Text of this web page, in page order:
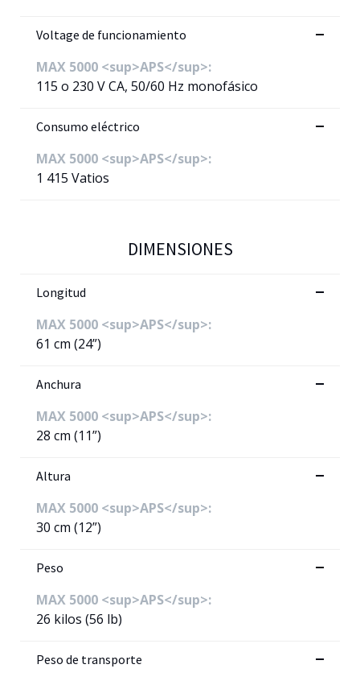
Voltage de funcionamiento
MAX 5000 <sup>APS</sup>:
115 o 230 V CA, 50/60 Hz monofásico
Consumo eléctrico
MAX 5000 <sup>APS</sup>:
1 415 Vatios
DIMENSIONES
Longitud
MAX 5000 <sup>APS</sup>:
61 cm (24”)
Anchura
MAX 5000 <sup>APS</sup>:
28 cm (11”)
Altura
MAX 5000 <sup>APS</sup>:
30 cm (12”)
Peso
MAX 5000 <sup>APS</sup>:
26 kilos (56 lb)
Peso de transporte